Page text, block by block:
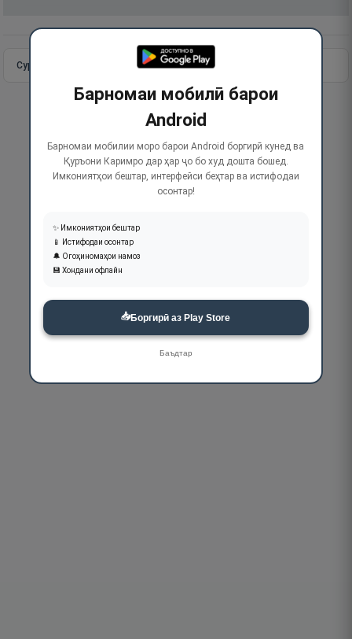
Сураи пурра Идома додан
Барномаи мобилӣ барои
Android
Барномаи мобилии моро барои Android боргирӣ кунед ва
Қуръони Каримро дар ҳар ҷо бо худ дошта бошед.
Имкониятҳои бештар, интерфейси беҳтар ва истифодаи
осонтар!
✨ Имкониятҳои бештар
📱 Истифодаи осонтар
🔔 Огоҳиномаҳои намоз
💾 Хондани офлайн
📥Боргирӣ аз Play Store
Баъдтар